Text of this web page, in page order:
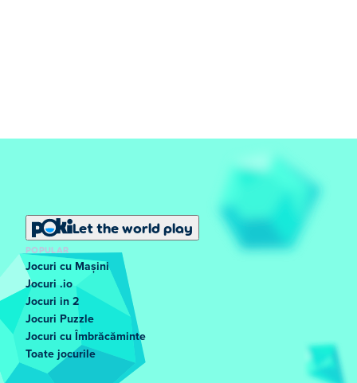
Let the world play
POPULAR
Jocuri cu Mașini
Jocuri .io
Jocuri in 2
Jocuri Puzzle
Jocuri cu Îmbrăcăminte
Toate jocurile